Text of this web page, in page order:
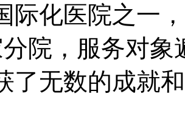
际化医院之一
院，服务对
了无数的成就